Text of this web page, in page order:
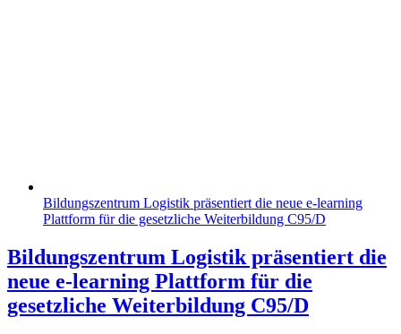
Bildungszentrum Logistik präsentiert die neue e-learning
Plattform für die gesetzliche Weiterbildung C95/D
Bildungszentrum Logistik präsentiert die
neue e-learning Plattform für die
gesetzliche Weiterbildung C95/D